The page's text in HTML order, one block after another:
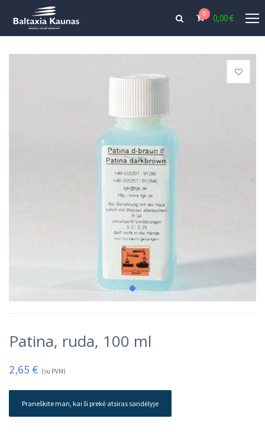
0 0,00€
Patina, ruda, 100 ml
2,65 € (su PVM)
Praneškite man, kai ši prekė atsiras sandėlyje